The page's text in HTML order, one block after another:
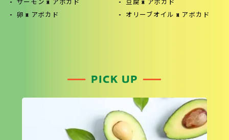
サーモン x アボカド 豆腐 x アボカド
卵 x アボカド オリーブオイル x アボカド